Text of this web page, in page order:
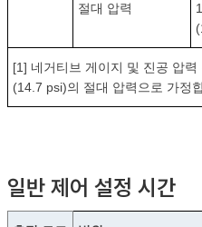
절대 압력
[1] 네거티브 게이지 및 진공 압
(14.7 psi)의 절대 압력으로 가정
일반 제어 설정 시간